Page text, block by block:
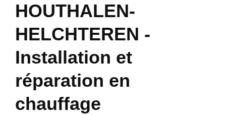
HOUTHALEN-
HELCHTEREN -
Installation et
réparation en
chauffage